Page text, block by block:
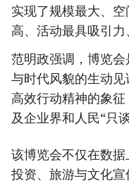
实现了规模最大、
高、活动最具吸引力
范明政强调，博览
与时代风貌的生动
高效行动精神的象
及企业界和人民“只
该博览会不仅在数据
投资、旅游与文化